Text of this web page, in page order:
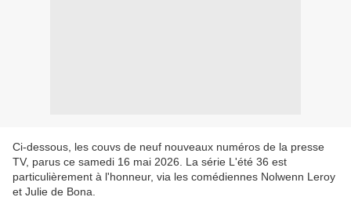
Ci-dessous, les couvs de neuf nouveaux numéros de la presse
TV, parus ce samedi 16 mai 2026. La série L'été 36 est
particulièrement à l'honneur, via les comédiennes Nolwenn Leroy
et Julie de Bona.